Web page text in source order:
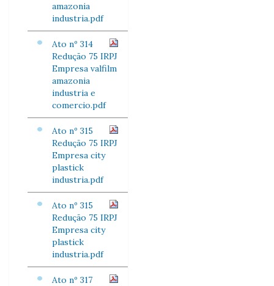
amazonia
industria.pdf
Ato nº 314
Redução 75 IRPJ
Empresa valfilm
amazonia
industria e
comercio.pdf
Ato nº 315
Redução 75 IRPJ
Empresa city
plastick
industria.pdf
Ato nº 315
Redução 75 IRPJ
Empresa city
plastick
industria.pdf
Ato nº 317